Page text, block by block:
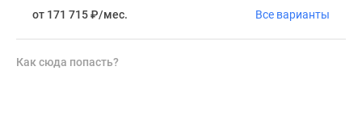
от 171 715₽/мес. Все варианты
Как сюда попасть?